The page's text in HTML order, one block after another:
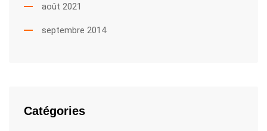
août 2021
septembre 2014
Catégories